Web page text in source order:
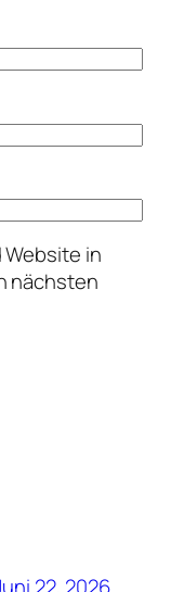
Website in
nächsten
22, 2026